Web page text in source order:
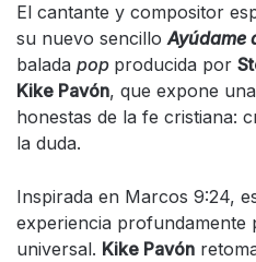
El cantante y compositor
su nuevo sencilloAyúdame
balada pop producida por
Kike Pavón, que expone
honestas de la fe cristiana:
la duda.
Inspirada en Marcos 9:24,
experiencia profundamente
universal. Kike Pavón